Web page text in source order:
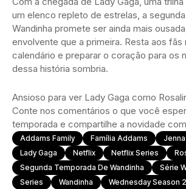
um elenco repleto de estrelas, a
Wandinha promete ser ainda mais
envolvente que a primeira. Resta aos fãs
calendário e preparar o coração para os
dessa história sombria.
Ansioso para ver Lady Gaga como
Conte nos comentários o que você
temporada e compartilhe a novidade
Addams Family Família Addams
Lady Gaga
Netflix Netflix Series
Segunda Temporada De Wandinha
Série
Series
Wandinha Wednesday Season 2